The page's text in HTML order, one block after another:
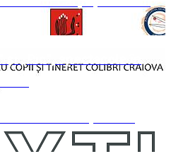
și „Pic“, spectacole în